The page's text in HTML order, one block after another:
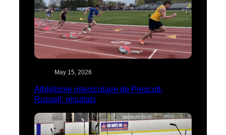
May 15, 2026
Athlétisme interscolaire de Prescott-
Russell: résultats